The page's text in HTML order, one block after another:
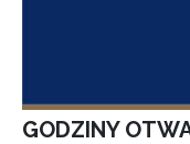
GODZINY